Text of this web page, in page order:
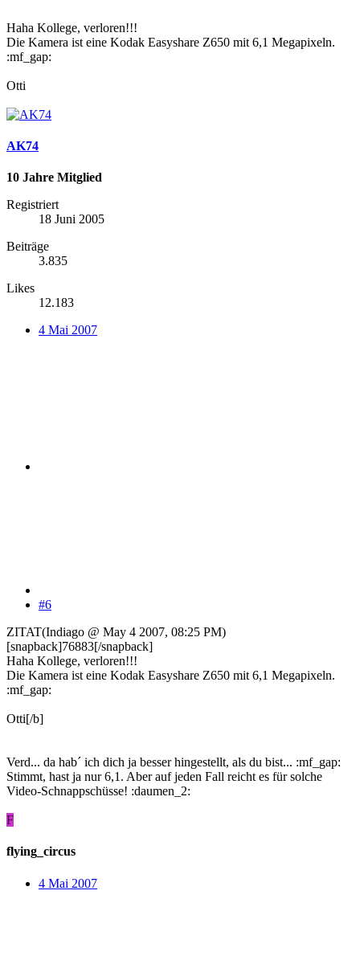
Haha Kollege, verloren!!!
Die Kamera ist eine Kodak Easyshare Z650 mit 6,1 Megapixeln.
:mf_gap:
Otti
AK74
10 Jahre Mitglied
Registriert
18 Juni 2005
Beiträge
3.835
Likes
12.183
4 Mai 2007
#6
ZITAT(Indiago @ May 4 2007, 08:25 PM)
[snapback]76883[/snapback]
Haha Kollege, verloren!!!
Die Kamera ist eine Kodak Easyshare Z650 mit 6,1 Megapixeln.
:mf_gap:
Otti[/b]
Verd... da hab´ ich dich ja besser hingestellt, als du bist... :mf_gap:
Stimmt, hast ja nur 6,1. Aber auf jeden Fall reicht es für solche
Video-Schnappschüsse! :daumen_2:
F
flying_circus
4 Mai 2007